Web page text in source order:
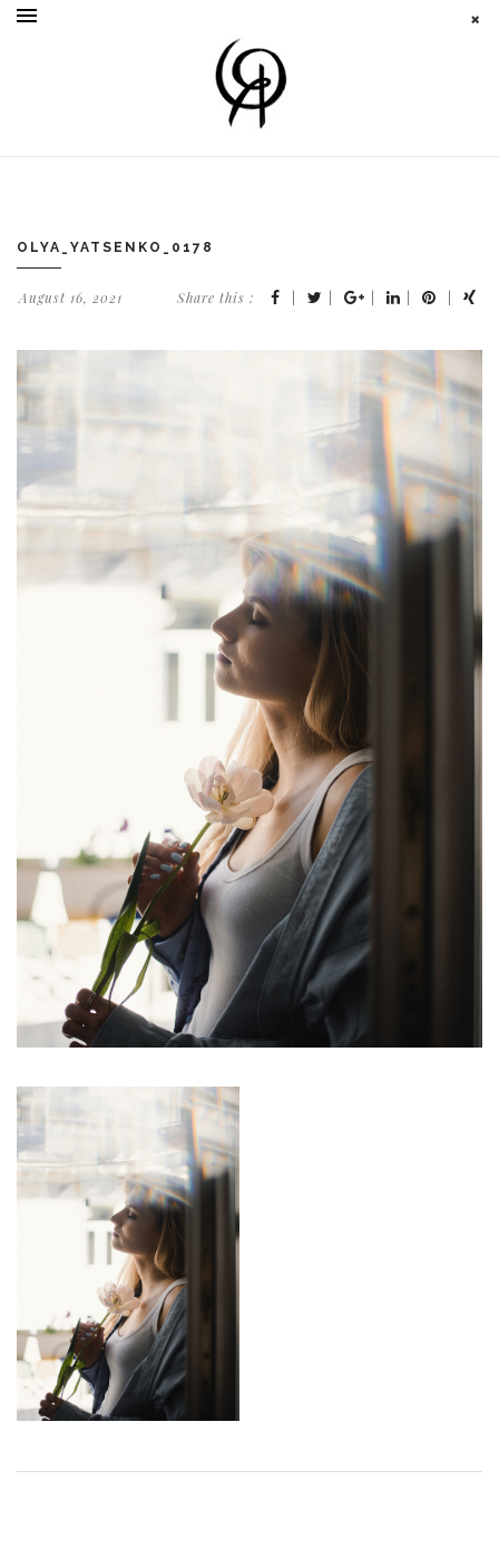
OLYA_YATSENKO_0178
August 16, 2021 Share this :